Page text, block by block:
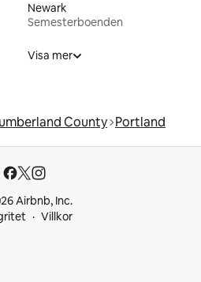
Newark
Semesterboenden
Visa mer
County Portland
Airbnb, Inc.
Villkor